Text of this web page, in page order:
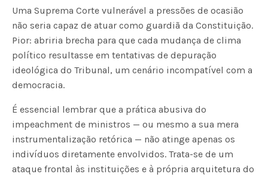
Uma Suprema Corte vulnerável a pressões de ocasião
não seria capaz de atuar como guardiã da Constituição.
Pior: abriria brecha para que cada mudança de clima
político resultasse em tentativas de depuração
ideológica do Tribunal, um cenário incompatível com a
democracia.
É essencial lembrar que a prática abusiva do
impeachment de ministros — ou mesmo a sua mera
instrumentalização retórica — não atinge apenas os
indivíduos diretamente envolvidos. Trata-se de um
ataque frontal às instituições e à própria arquitetura do